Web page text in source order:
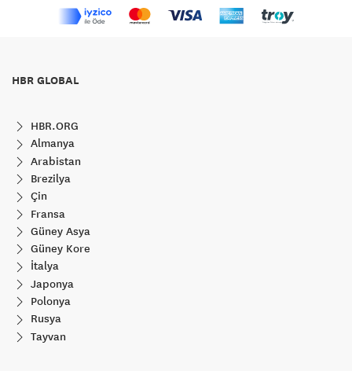
HBR GLOBAL
HBR.ORG
Almanya
Arabistan
Brezilya
Çin
Fransa
Güney Asya
Güney Kore
İtalya
Japonya
Polonya
Rusya
Tayvan